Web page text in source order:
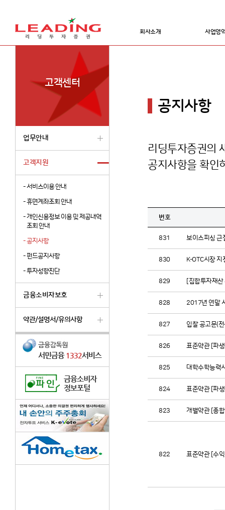
회사소개 사업영
고객센터
업무안내
고객지원
-서비스이용 안내
-휴면계좌조회 안내
-개인신용정보 이용 및 제공내역
조회 안내
-공지사항
-펀드공지사항
-투자성향진단
금융소비자보호
약관/설명서/유의사항
공지사항
리딩투자증권의
공지사항을 확인
번호
831 보이스피싱 근
830 K-OTC시장 지
829 [집합투자재
828 2017년 연말
827 입찰 공고문(
826 표준약관 [파
825 대학수학능력
824 표준약관 [파
823 개별약관 [종
822 표준약관 [수